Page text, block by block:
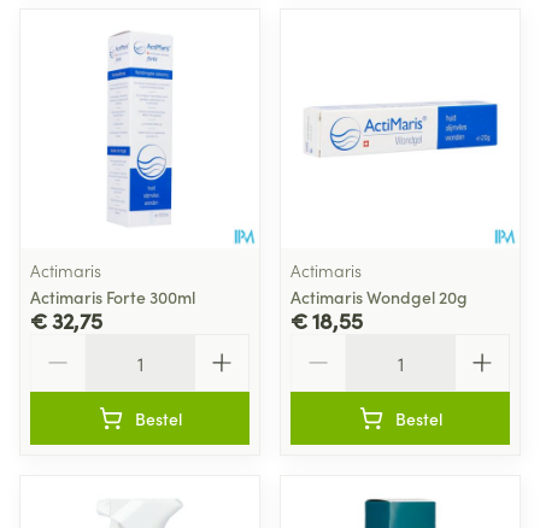
Actimaris
Actimaris Forte 300ml
€ 32,75
Bestel
Actimaris
Actimaris Wondgel 20g
€ 18,55
Bestel